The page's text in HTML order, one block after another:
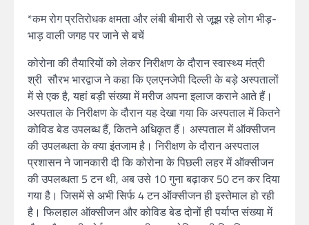
*कम रोग प्रतिरोधक क्षमता और लंबी बीमारी से जूझ रहे लोग भीड़-
भाड़ वाली जगह पर जाने से बचें
कोरोना की तैयारियों को लेकर निरीक्षण के दौरान स्वास्थ्य मंत्री
श्री सौरभ भारद्वाज ने कहा कि एलएनजेपी दिल्ली के बड़े अस्पतालों
में से एक है, यहां बड़ी संख्या में मरीज अपना इलाज कराने आते हैं।
अस्पताल के निरीक्षण के दौरान यह देखा गया कि अस्पताल में कितने
कोविड बेड उपलब्ध हैं, कितने अधिकृत हैं। अस्पताल में ऑक्सीजन
की उपलब्धता के क्या इंतजाम है। निरीक्षण के दौरान अस्पताल
प्रशासन ने जानकारी दी कि कोरोना के पिछली लहर में ऑक्सीजन
की उपलब्धता 5 टन थी, अब उसे 10 गुना बढ़ाकर 50 टन कर दिया
गया है। जिसमें से अभी सिर्फ 4 टन ऑक्सीजन ही इस्तेमाल हो रही
है। फिलहाल ऑक्सीजन और कोविड बेड दोनों ही पर्याप्त संख्या में